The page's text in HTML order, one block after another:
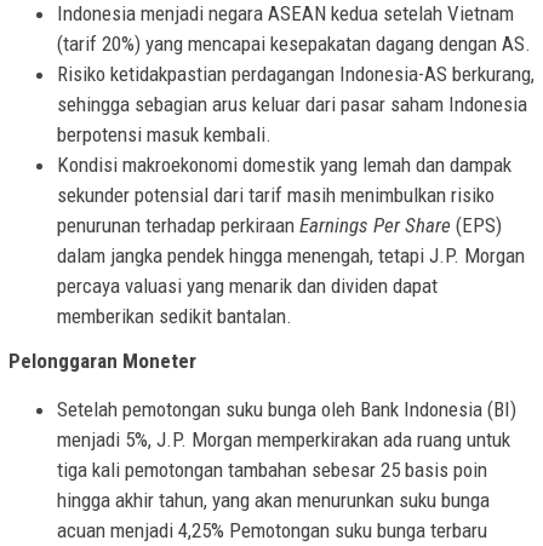
Indonesia menjadi negara ASEAN kedua setelah Vietnam
(tarif 20%) yang mencapai kesepakatan dagang dengan AS.
Risiko ketidakpastian perdagangan Indonesia-AS berkurang,
sehingga sebagian arus keluar dari pasar saham Indonesia
berpotensi masuk kembali.
Kondisi makroekonomi domestik yang lemah dan dampak
sekunder potensial dari tarif masih menimbulkan risiko
penurunan terhadap perkiraan Earnings Per Share (EPS)
dalam jangka pendek hingga menengah, tetapi J.P. Morgan
percaya valuasi yang menarik dan dividen dapat
memberikan sedikit bantalan.
Pelonggaran Moneter
Setelah pemotongan suku bunga oleh Bank Indonesia (BI)
menjadi 5%, J.P. Morgan memperkirakan ada ruang untuk
tiga kali pemotongan tambahan sebesar 25 basis poin
hingga akhir tahun, yang akan menurunkan suku bunga
acuan menjadi 4,25% Pemotongan suku bunga terbaru